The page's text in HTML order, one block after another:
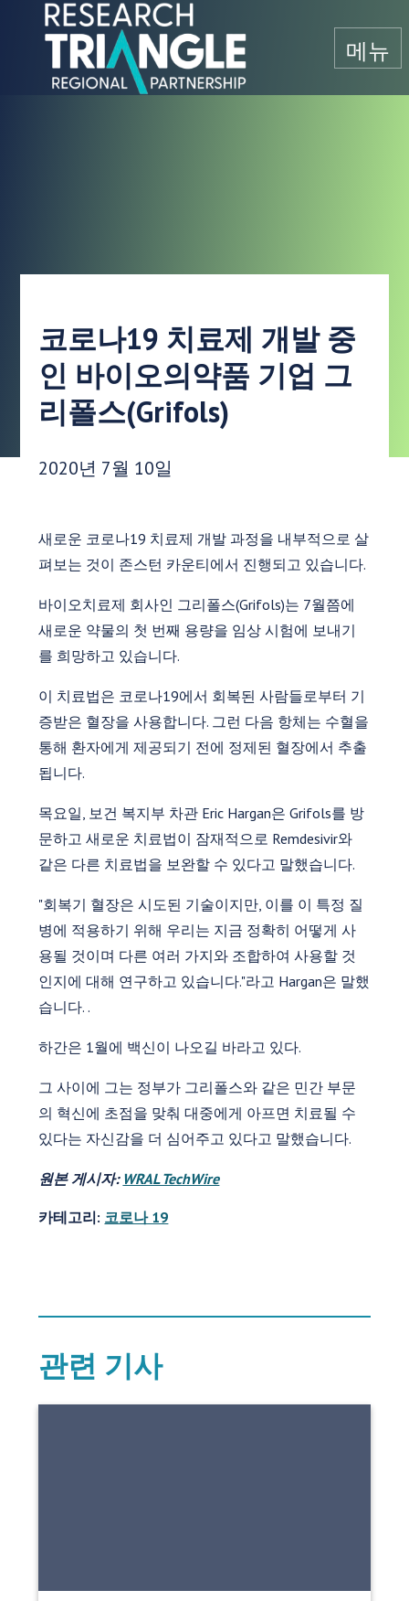
콘텐츠로 건너뛰기
메뉴
코로나19 치료제 개발 중
인 바이오의약품 기업 그
리폴스(Grifols)
게시 날짜:
2020년 7월 10일
새로운 코로나19 치료제 개발 과정을 내부적으로 살
펴보는 것이 존스턴 카운티에서 진행되고 있습니다.
바이오치료제 회사인 그리폴스(Grifols)는 7월쯤에
새로운 약물의 첫 번째 용량을 임상 시험에 보내기
를 희망하고 있습니다.
이 치료법은 코로나19에서 회복된 사람들로부터 기
증받은 혈장을 사용합니다. 그런 다음 항체는 수혈을
통해 환자에게 제공되기 전에 정제된 혈장에서 추출
됩니다.
목요일, 보건 복지부 차관 Eric Hargan은 Grifols를 방
문하고 새로운 치료법이 잠재적으로 Remdesivir와
같은 다른 치료법을 보완할 수 있다고 말했습니다.
"회복기 혈장은 시도된 기술이지만, 이를 이 특정 질
병에 적용하기 위해 우리는 지금 정확히 어떻게 사
용될 것이며 다른 여러 가지와 조합하여 사용할 것
인지에 대해 연구하고 있습니다."라고 Hargan은 말했
습니다. .
하간은 1월에 백신이 나오길 바라고 있다.
그 사이에 그는 정부가 그리폴스와 같은 민간 부문
의 혁신에 초점을 맞춰 대중에게 아프면 치료될 수
있다는 자신감을 더 심어주고 있다고 말했습니다.
원본 게시자: WRAL TechWire
카테고리: 코로나 19
관련 기사